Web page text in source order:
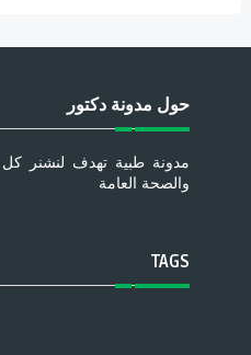
حول مدونة دكتور
مدونة طبية تهدف لنشنر
والصحة العامة
TAGS